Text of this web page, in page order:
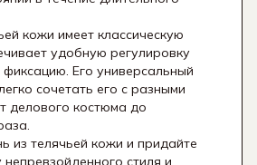
кожи имеет классическую
удобную регулировку
Его универсальный
сочетать его с разными
делового костюма до
телячьей кожи и придайте
стиля и